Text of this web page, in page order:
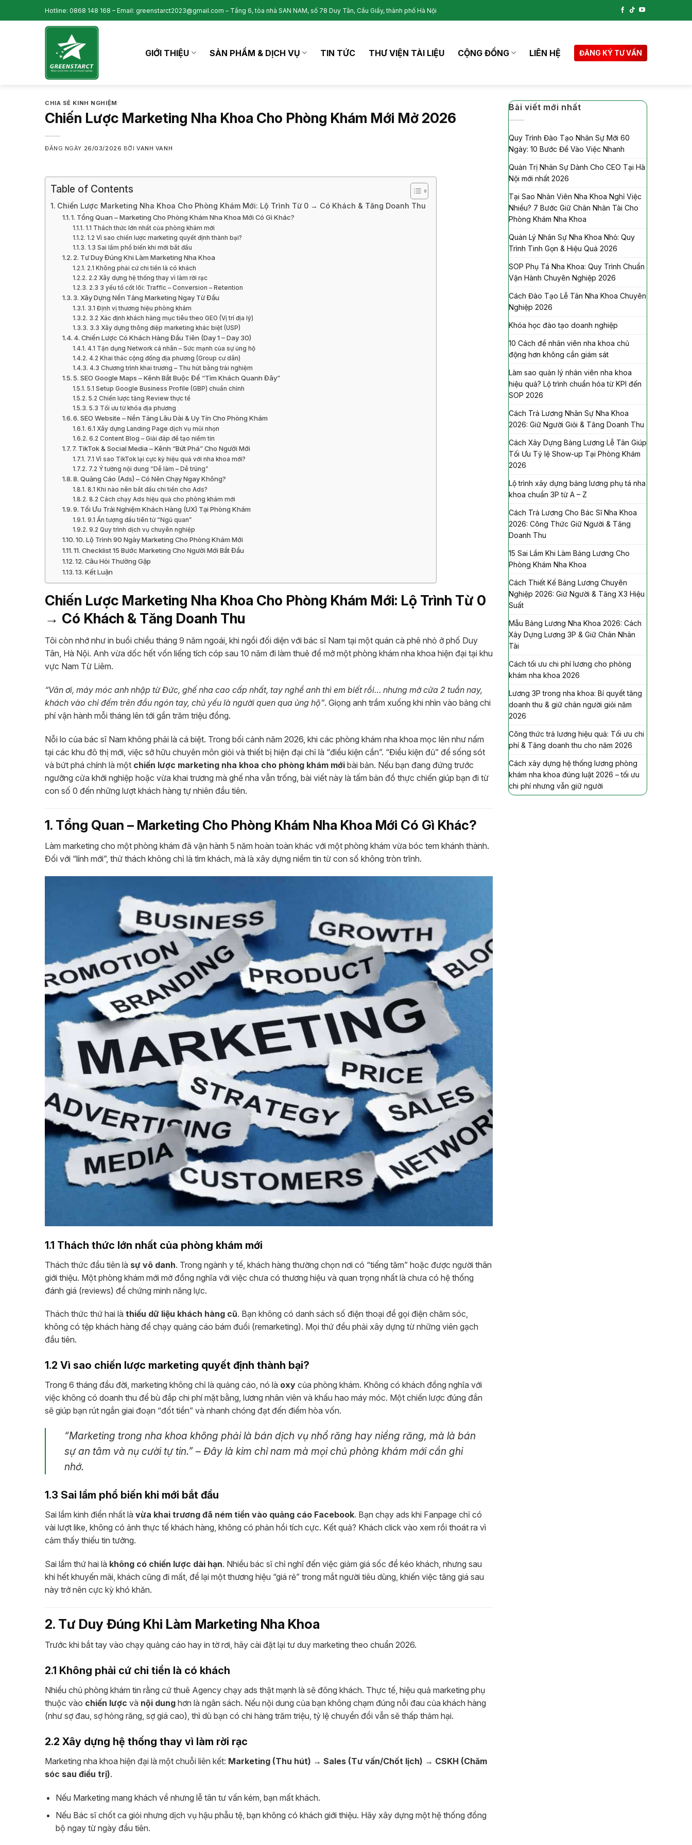
to
Hotline: 0868 148 168 – Email: greenstarct2023@gmail.com – Tầng 6, tòa nhà SAN NAM, số 78 Duy Tân, Cầu Giấy, thành phố Hà Nội
GIỚI THIỆU SẢN PHẨM & DỊCH VỤ TIN TỨC THƯ VIỆN TÀI LIỆU CỘNG ĐỒNG LIÊN HỆ ĐĂNG KÝ TƯ VẤN
CHIA SẺ KINH NGHIỆM
Chiến Lược Marketing Nha Khoa Cho Phòng Khám Mới Mở 2026
ĐĂNG NGÀY 26/03/2026 BỞIVANH VANH
Table of Contents
Chiến Lược Marketing Nha Khoa Cho Phòng Khám Mới: Lộ Trình Từ 0 → Có Khách & Tăng Doanh Thu
1. Tổng Quan – Marketing Cho Phòng Khám Nha Khoa Mới Có Gì Khác?
1.1 Thách thức lớn nhất của phòng khám mới
1.2 Vì sao chiến lược marketing quyết định thành bại?
1.3 Sai lầm phổ biến khi mới bắt đầu
2. Tư Duy Đúng Khi Làm Marketing Nha Khoa
2.1 Không phải cứ chi tiền là có khách
2.2 Xây dựng hệ thống thay vì làm rời rạc
2.3 3 yếu tố cốt lõi: Traffic – Conversion – Retention
3. Xây Dựng Nền Tảng Marketing Ngay Từ Đầu
3.1 Định vị thương hiệu phòng khám
3.2 Xác định khách hàng mục tiêu theo GEO (Vị trí địa lý)
3.3 Xây dựng thông điệp marketing khác biệt (USP)
4. Chiến Lược Có Khách Hàng Đầu Tiên (Day 1 – Day 30)
4.1 Tận dụng Network cá nhân – Sức mạnh của sự ủng hộ
4.2 Khai thác cộng đồng địa phương (Group cư dân)
4.3 Chương trình khai trương – Thu hút bằng trải nghiệm
5. SEO Google Maps – Kênh Bắt Buộc Để “Tìm Khách Quanh Đây”
5.1 Setup Google Business Profile (GBP) chuẩn chỉnh
5.2 Chiến lược tăng Review thực tế
5.3 Tối ưu từ khóa địa phương
6. SEO Website – Nền Tảng Lâu Dài & Uy Tín Cho Phòng Khám
6.1 Xây dựng Landing Page dịch vụ mũi nhọn
6.2 Content Blog – Giải đáp để tạo niềm tin
7. TikTok & Social Media – Kênh “Bứt Phá” Cho Người Mới
7.1 Vì sao TikTok lại cực kỳ hiệu quả với nha khoa mới?
7.2 Ý tưởng nội dung “Dễ làm – Dễ trúng”
8. Quảng Cáo (Ads) – Có Nên Chạy Ngay Không?
8.1 Khi nào nên bắt đầu chi tiền cho Ads?
8.2 Cách chạy Ads hiệu quả cho phòng khám mới
9. Tối Ưu Trải Nghiệm Khách Hàng (UX) Tại Phòng Khám
9.1 Ấn tượng đầu tiên từ “Ngũ quan”
9.2 Quy trình dịch vụ chuyên nghiệp
10. Lộ Trình 90 Ngày Marketing Cho Phòng Khám Mới
11. Checklist 15 Bước Marketing Cho Người Mới Bắt Đầu
12. Câu Hỏi Thường Gặp
13. Kết Luận
Chiến Lược Marketing Nha Khoa Cho Phòng Khám Mới: Lộ Trình Từ 0
→ Có Khách & Tăng Doanh Thu
Tôi còn nhớ như in buổi chiều tháng 9 năm ngoái, khi ngồi đối diện với bác sĩ Nam tại một quán cà phê nhỏ ở phố Duy
Tân, Hà Nội. Anh vừa dốc hết vốn liếng tích cóp sau 10 năm đi làm thuê để mở một phòng khám nha khoa hiện đại tại khu
vực Nam Từ Liêm.
“Vân ơi, máy móc anh nhập từ Đức, ghế nha cao cấp nhất, tay nghề anh thì em biết rồi… nhưng mở cửa 2 tuần nay,
khách vào chỉ đếm trên đầu ngón tay, chủ yếu là người quen qua ủng hộ”. Giọng anh trầm xuống khi nhìn vào bảng chi
phí vận hành mỗi tháng lên tới gần trăm triệu đồng.
Nỗi lo của bác sĩ Nam không phải là cá biệt. Trong bối cảnh năm 2026, khi các phòng khám nha khoa mọc lên như nấm
tại các khu đô thị mới, việc sở hữu chuyên môn giỏi và thiết bị hiện đại chỉ là “điều kiện cần”. “Điều kiện đủ” để sống sót
và bứt phá chính là một chiến lược marketing nha khoa cho phòng khám mới bài bản. Nếu bạn đang đứng trước
ngưỡng cửa khởi nghiệp hoặc vừa khai trương mà ghế nha vẫn trống, bài viết này là tấm bản đồ thực chiến giúp bạn đi từ
con số 0 đến những lượt khách hàng tự nhiên đầu tiên.
1. Tổng Quan – Marketing Cho Phòng Khám Nha Khoa Mới Có Gì Khác?
Làm marketing cho một phòng khám đã vận hành 5 năm hoàn toàn khác với một phòng khám vừa bóc tem khánh thành.
Đối với “lính mới”, thử thách không chỉ là tìm khách, mà là xây dựng niềm tin từ con số không tròn trĩnh.
1.1 Thách thức lớn nhất của phòng khám mới
Thách thức đầu tiên là sự vô danh. Trong ngành y tế, khách hàng thường chọn nơi có “tiếng tăm” hoặc được người thân
giới thiệu. Một phòng khám mới mở đồng nghĩa với việc chưa có thương hiệu và quan trọng nhất là chưa có hệ thống
đánh giá (reviews) để chứng minh năng lực.
Thách thức thứ hai là thiếu dữ liệu khách hàng cũ. Bạn không có danh sách số điện thoại để gọi điện chăm sóc,
không có tệp khách hàng để chạy quảng cáo bám đuổi (remarketing). Mọi thứ đều phải xây dựng từ những viên gạch
đầu tiên.
1.2 Vì sao chiến lược marketing quyết định thành bại?
Trong 6 tháng đầu đời, marketing không chỉ là quảng cáo, nó là oxy của phòng khám. Không có khách đồng nghĩa với
việc không có doanh thu để bù đắp chi phí mặt bằng, lương nhân viên và khấu hao máy móc. Một chiến lược đúng đắn
sẽ giúp bạn rút ngắn giai đoạn “đốt tiền” và nhanh chóng đạt đến điểm hòa vốn.
“Marketing trong nha khoa không phải là bán dịch vụ nhổ răng hay niềng răng, mà là bán
sự an tâm và nụ cười tự tin.” – Đây là kim chỉ nam mà mọi chủ phòng khám mới cần ghi
nhớ.
1.3 Sai lầm phổ biến khi mới bắt đầu
Sai lầm kinh điển nhất là vừa khai trương đã ném tiền vào quảng cáo Facebook. Bạn chạy ads khi Fanpage chỉ có
vài lượt like, không có ảnh thực tế khách hàng, không có phản hồi tích cực. Kết quả? Khách click vào xem rồi thoát ra vì
cảm thấy thiếu tin tưởng.
Sai lầm thứ hai là không có chiến lược dài hạn. Nhiều bác sĩ chỉ nghĩ đến việc giảm giá sốc để kéo khách, nhưng sau
khi hết khuyến mãi, khách cũng đi mất, để lại một thương hiệu “giá rẻ” trong mắt người tiêu dùng, khiến việc tăng giá sau
này trở nên cực kỳ khó khăn.
2. Tư Duy Đúng Khi Làm Marketing Nha Khoa
Trước khi bắt tay vào chạy quảng cáo hay in tờ rơi, hãy cài đặt lại tư duy marketing theo chuẩn 2026.
2.1 Không phải cứ chi tiền là có khách
Nhiều chủ phòng khám tin rằng cứ thuê Agency chạy ads thật mạnh là sẽ đông khách. Thực tế, hiệu quả marketing phụ
thuộc vào chiến lược và nội dung hơn là ngân sách. Nếu nội dung của bạn không chạm đúng nỗi đau của khách hàng
(như sợ đau, sợ hỏng răng, sợ giá cao), thì dù bạn có chi hàng trăm triệu, tỷ lệ chuyển đổi vẫn sẽ thấp thảm hại.
2.2 Xây dựng hệ thống thay vì làm rời rạc
Marketing nha khoa hiện đại là một chuỗi liên kết: Marketing (Thu hút) → Sales (Tư vấn/Chốt lịch) → CSKH (Chăm
sóc sau điều trị).
Nếu Marketing mang khách về nhưng lễ tân tư vấn kém, bạn mất khách.
Nếu Bác sĩ chốt ca giỏi nhưng dịch vụ hậu phẫu tệ, bạn không có khách giới thiệu. Hãy xây dựng một hệ thống đồng
bộ ngay từ ngày đầu tiên.
Bài viết mới nhất
Quy Trình Đào Tạo Nhân Sự Mới 60
Ngày: 10 Bước Để Vào Việc Nhanh
Quản Trị Nhân Sự Dành Cho CEO Tại Hà
Nội mới nhất 2026
Tại Sao Nhân Viên Nha Khoa Nghỉ Việc
Nhiều? 7 Bước Giữ Chân Nhân Tài Cho
Phòng Khám Nha Khoa
Quản Lý Nhân Sự Nha Khoa Nhỏ: Quy
Trình Tinh Gọn & Hiệu Quả 2026
SOP Phụ Tá Nha Khoa: Quy Trình Chuẩn
Vận Hành Chuyên Nghiệp 2026
Cách Đào Tạo Lễ Tân Nha Khoa Chuyên
Nghiệp 2026
Khóa học đào tạo doanh nghiệp
10 Cách để nhân viên nha khoa chủ
động hơn không cần giám sát
Làm sao quản lý nhân viên nha khoa
hiệu quả? Lộ trình chuẩn hóa từ KPI đến
SOP 2026
Cách Trả Lương Nhân Sự Nha Khoa
2026: Giữ Người Giỏi & Tăng Doanh Thu
Cách Xây Dựng Bảng Lương Lễ Tân Giúp
Tối Ưu Tỷ lệ Show-up Tại Phòng Khám
2026
Lộ trình xây dựng bảng lương phụ tá nha
khoa chuẩn 3P từ A – Z
Cách Trả Lương Cho Bác Sĩ Nha Khoa
2026: Công Thức Giữ Người & Tăng
Doanh Thu
15 Sai Lầm Khi Làm Bảng Lương Cho
Phòng Khám Nha Khoa
Cách Thiết Kế Bảng Lương Chuyên
Nghiệp 2026: Giữ Người & Tăng X3 Hiệu
Suất
Mẫu Bảng Lương Nha Khoa 2026: Cách
Xây Dựng Lương 3P & Giữ Chân Nhân
Tài
Cách tối ưu chi phí lương cho phòng
khám nha khoa 2026
Lương 3P trong nha khoa: Bí quyết tăng
doanh thu & giữ chân người giỏi năm
2026
Công thức trả lương hiệu quả: Tối ưu chi
phí & Tăng doanh thu cho năm 2026
Cách xây dựng hệ thống lương phòng
khám nha khoa đúng luật 2026 – tối ưu
chi phí nhưng vẫn giữ người